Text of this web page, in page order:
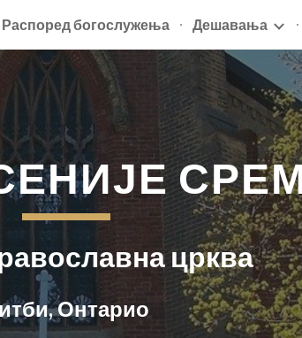
Skip to navigation
Распоред богослужења Дешавања
црква
Онтарио